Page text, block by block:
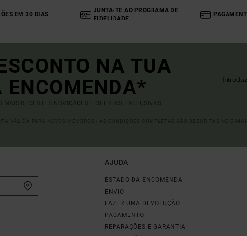
EM 30 DIAS
JUNTA-TE AO PROGRAMA DE
FIDELIDADE
NA TUA
ENCOMENDA*
MAIS RECENTES NOVIDADES E OFERTAS EXCLUSIVAS.
AJUDA
ESTADO DA ENCOMENDA
ENVIO
FAZER UMA DEVOLUÇÃO
PAGAMENTO
REPARAÇÕES E GARANTIA